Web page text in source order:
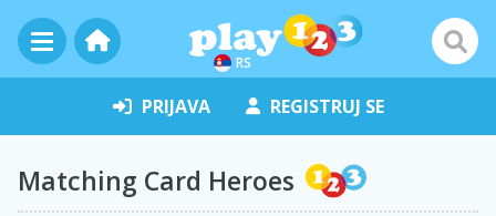
RS
PRIJAVA REGISTRUJ SE
Matching Card Heroes